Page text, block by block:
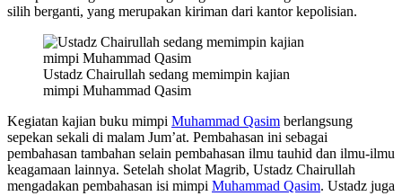
silih berganti, yang merupakan kiriman dari kantor kepolisian.
Ustadz Chairullah sedang memimpin kajian
mimpi Muhammad Qasim
Kegiatan kajian buku mimpi Muhammad Qasim berlangsung
sepekan sekali di malam Jum’at. Pembahasan ini sebagai
pembahasan tambahan selain pembahasan ilmu tauhid dan ilmu-ilmu
keagamaan lainnya. Setelah sholat Magrib, Ustadz Chairullah
mengadakan pembahasan isi mimpi Muhammad Qasim. Ustadz juga